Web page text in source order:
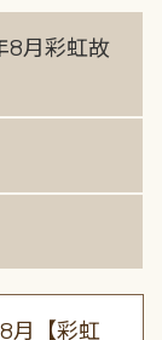
8月彩虹故
8月【彩虹